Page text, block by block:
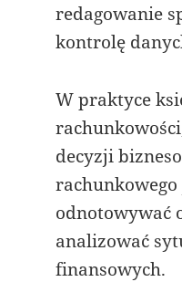
redagowanie
kontrolę
W praktyce
decyzji
odnotowywać
analizować
finansowych.